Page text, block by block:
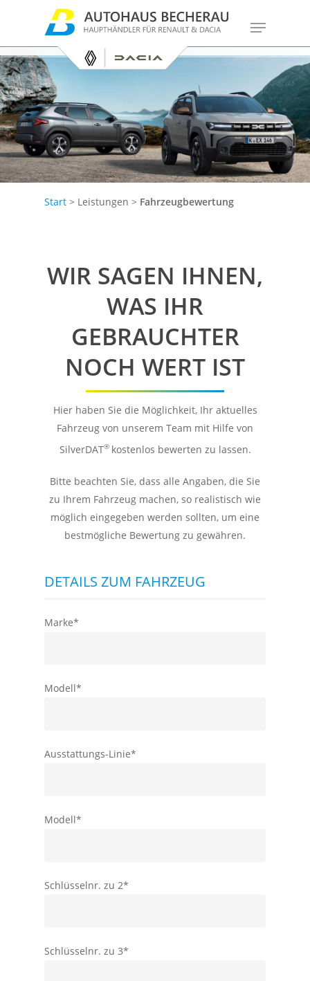
main
content
Menu
Start> Leistungen > Fahrzeugbewertung
WIR SAGEN IHNEN,
WAS IHR
GEBRAUCHTER
NOCH WERT IST
Hier haben Sie die Möglichkeit, Ihr aktuelles
Fahrzeug von unserem Team mit Hilfe von
SilverDAT® kostenlos bewerten zu lassen.
Bitte beachten Sie, dass alle Angaben, die Sie
zu Ihrem Fahrzeug machen, so realistisch wie
möglich eingegeben werden sollten, um eine
bestmögliche Bewertung zu gewähren.
DETAILS ZUM FAHRZEUG
Marke*
Modell*
Ausstattungs-Linie*
Modell*
Schlüsselnr. zu 2*
Schlüsselnr. zu 3*